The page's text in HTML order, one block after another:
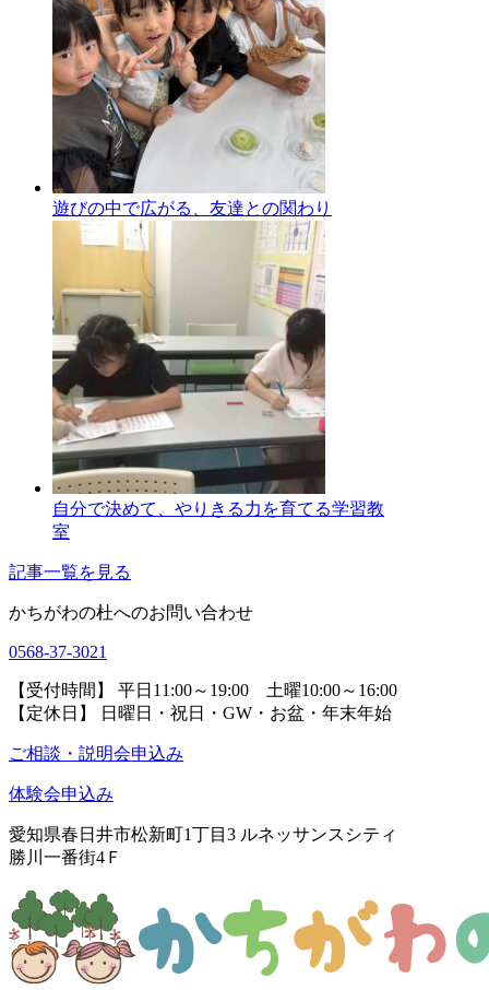
遊びの中で広がる、友達との関わり
自分で決めて、やりきる力を育てる学習教
室
記事一覧を見る
かちがわの杜へのお問い合わせ
0568-37-3021
【受付時間】 平日11:00～19:00 土曜10:00～16:00
【定休日】 日曜日・祝日・GW・お盆・年末年始
ご相談・説明会申込み
体験会申込み
愛知県春日井市松新町1丁目3 ルネッサンスシティ
勝川一番街4Ｆ